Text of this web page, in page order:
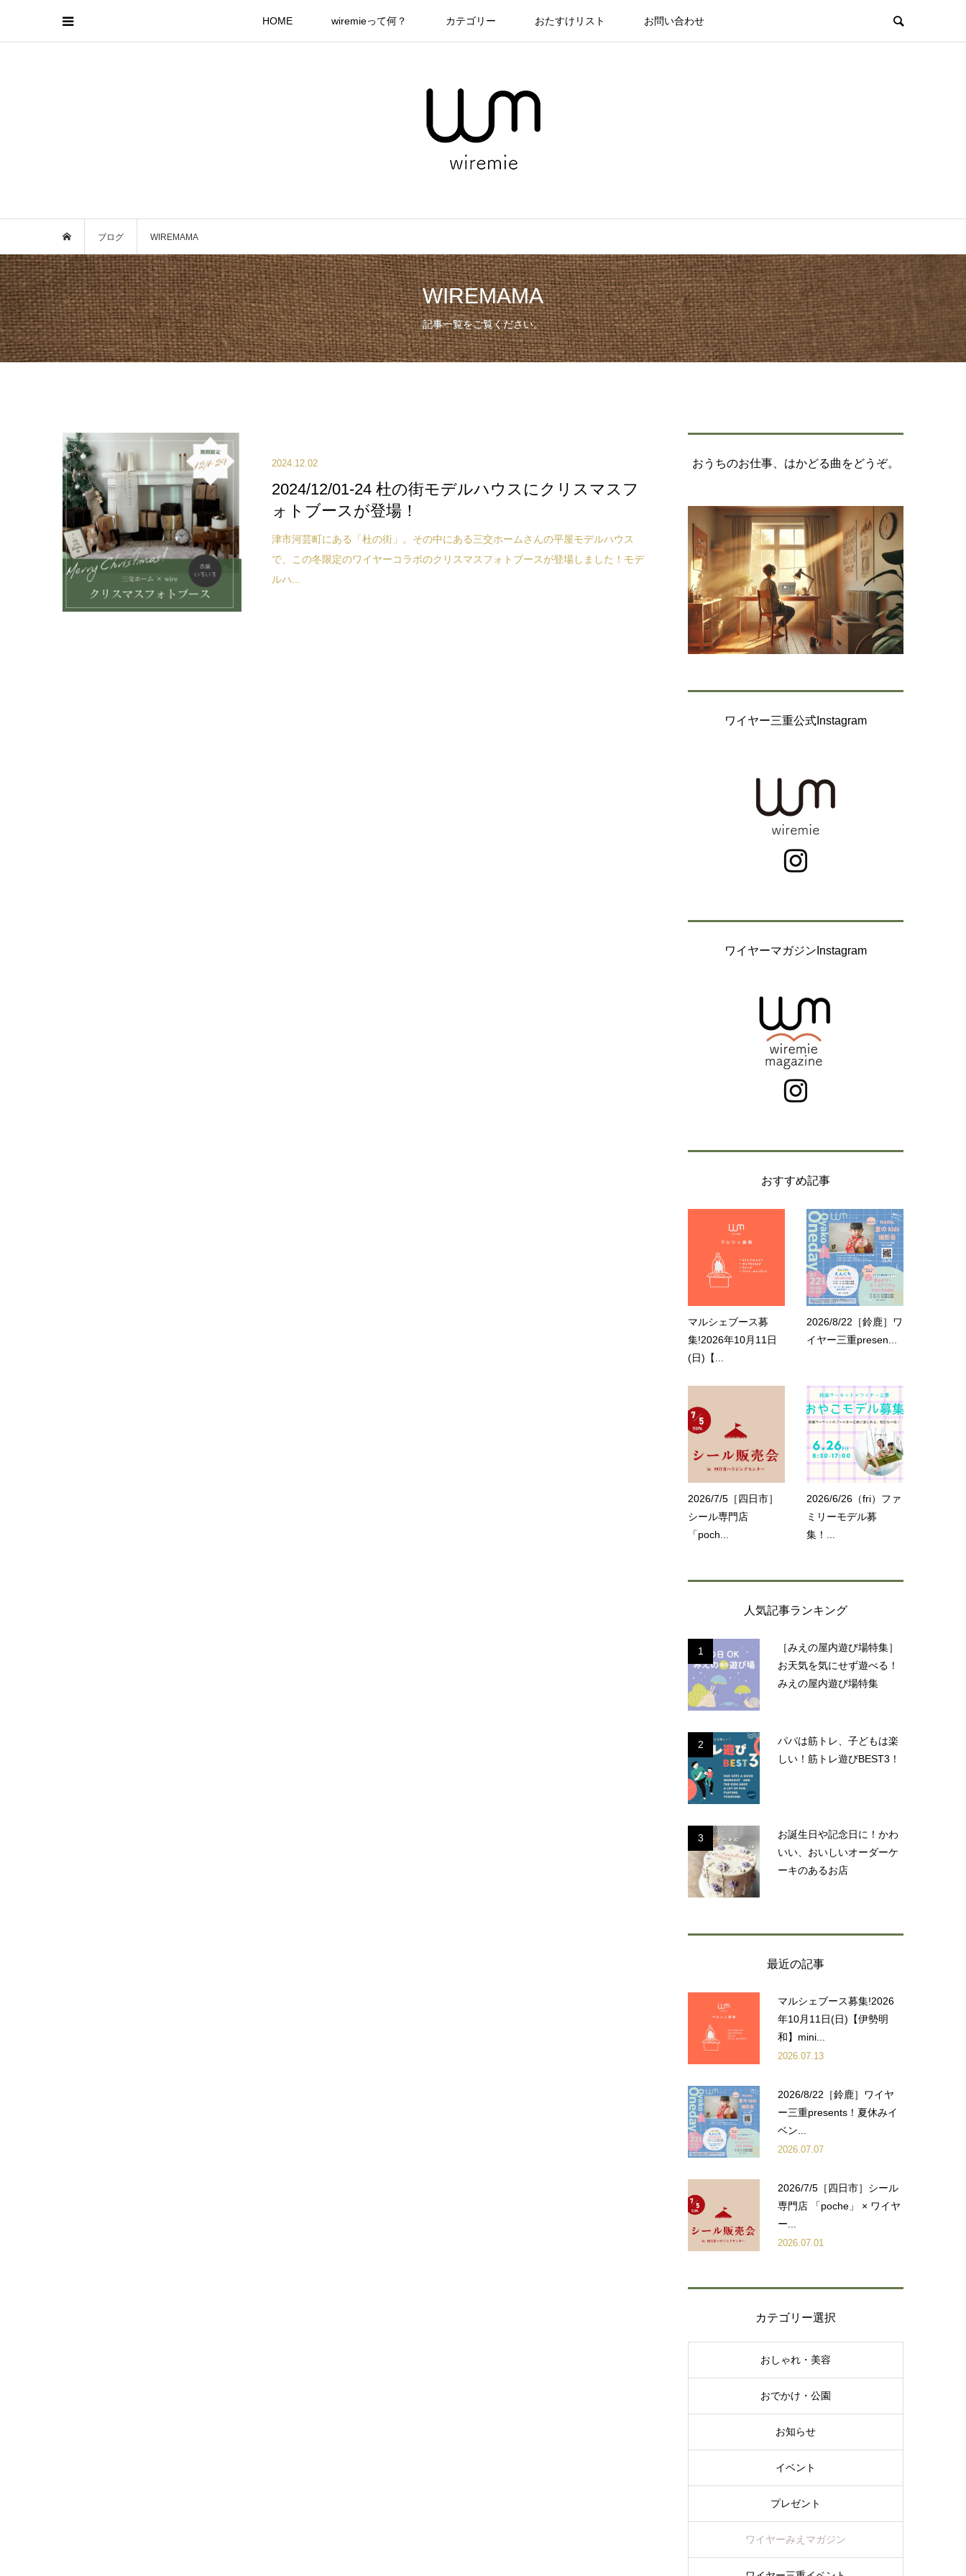
HOME wiremieって何？ カテゴリー おたすけリスト お問い合わせ
ブログ WIREMAMA
WIREMAMA
記事一覧をご覧ください。
2024.12.02
2024/12/01-24 杜の街モデルハウスにクリスマスフ
ォトブースが登場！
津市河芸町にある「杜の街」。その中にある三交ホームさんの平屋モデルハウス
で、この冬限定のワイヤーコラボのクリスマスフォトブースが登場しました！モデ
ルハ...
おうちのお仕事、はかどる曲をどうぞ。
ワイヤー三重公式Instagram
ワイヤーマガジンInstagram
おすすめ記事
マルシェブース募
集!2026年10月11日
(日)【...
2026/8/22［鈴鹿］ワ
イヤー三重presen...
2026/7/5［四日市］
シール専門店
「poch...
2026/6/26（fri）ファ
ミリーモデル募
集！...
人気記事ランキング
1
［みえの屋内遊び場特集］
お天気を気にせず遊べる！
みえの屋内遊び場特集
2
パパは筋トレ、子どもは楽
しい！筋トレ遊びBEST3！
3
お誕生日や記念日に！かわ
いい、おいしいオーダーケ
ーキのあるお店
最近の記事
マルシェブース募集!2026
年10月11日(日)【伊勢明
和】mini...
2026.07.13
2026/8/22［鈴鹿］ワイヤ
ー三重presents！夏休みイ
ベン...
2026.07.07
2026/7/5［四日市］シール
専門店 「poche」 × ワイヤ
ー...
2026.07.01
カテゴリー選択
おしゃれ・美容
おでかけ・公園
お知らせ
イベント
プレゼント
ワイヤーみえマガジン